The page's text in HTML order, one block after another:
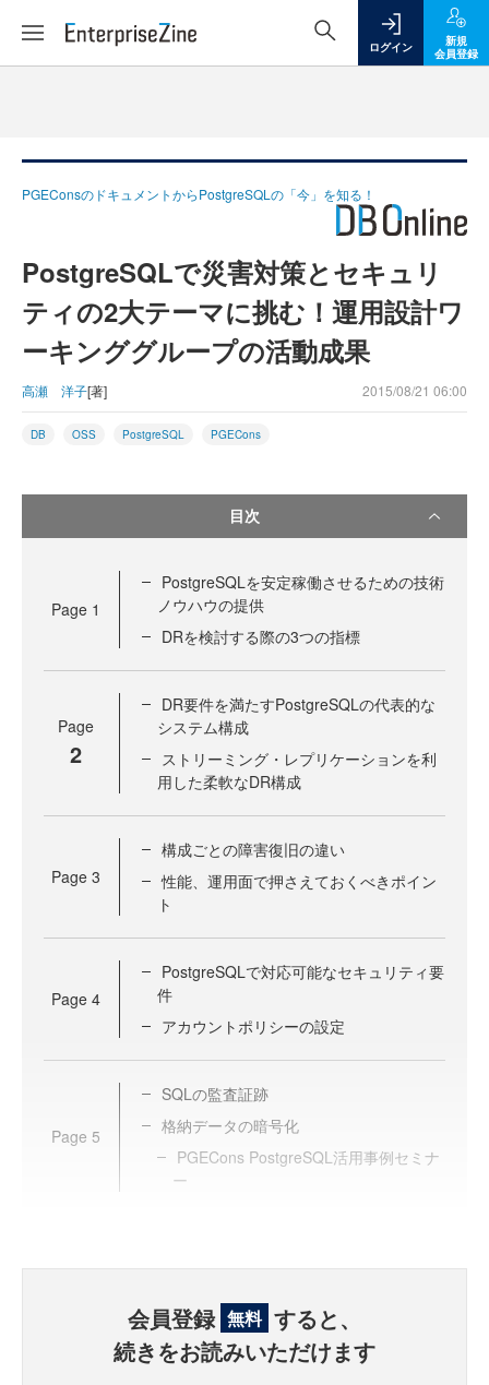
ログイン
新規
会員登録
PGEConsのドキュメントからPostgreSQLの「今」を知る！
PostgreSQLで災害対策とセキュリ
ティの2大テーマに挑む！運用設計ワ
ーキンググループの活動成果
高瀬 洋子[著] 2015/08/21 06:00
DB OSS PostgreSQL PGECons
目次
Page 1
PostgreSQLを安定稼働させるための技術
ノウハウの提供
DRを検討する際の3つの指標
Page
2
DR要件を満たすPostgreSQLの代表的な
システム構成
ストリーミング・レプリケーションを利
用した柔軟なDR構成
Page 3
構成ごとの障害復旧の違い
性能、運用面で押さえておくべきポイン
ト
Page 4
PostgreSQLで対応可能なセキュリティ要
件
アカウントポリシーの設定
Page 5
SQLの監査証跡
格納データの暗号化
PGECons PostgreSQL活用事例セミナ
ー
会員登録 無料 すると、
続きをお読みいただけます